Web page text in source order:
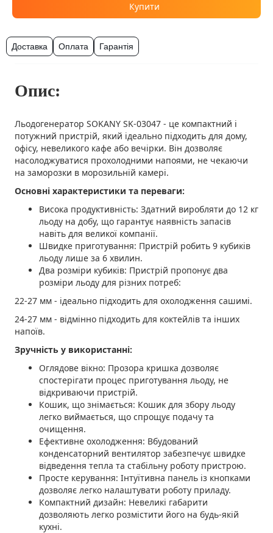
Купити
Доставка Оплата Гарантія
Опис:
Льодогенератор SOKANY SK-03047 - це компактний і
потужний пристрій, який ідеально підходить для дому,
офісу, невеликого кафе або вечірки. Він дозволяє
насолоджуватися прохолодними напоями, не чекаючи
на заморозки в морозильній камері.
Основні характеристики та переваги:
Висока продуктивність: Здатний виробляти до 12 кг
льоду на добу, що гарантує наявність запасів
навіть для великої компанії.
Швидке приготування: Пристрій робить 9 кубиків
льоду лише за 6 хвилин.
Два розміри кубиків: Пристрій пропонує два
розміри льоду для різних потреб:
22-27 мм - ідеально підходить для охолодження сашимі.
24-27 мм - відмінно підходить для коктейлів та інших
напоїв.
Зручність у використанні:
Оглядове вікно: Прозора кришка дозволяє
спостерігати процес приготування льоду, не
відкриваючи пристрій.
Кошик, що знімається: Кошик для збору льоду
легко виймається, що спрощує подачу та
очищення.
Ефективне охолодження: Вбудований
конденсаторний вентилятор забезпечує швидке
відведення тепла та стабільну роботу пристрою.
Просте керування: Інтуїтивна панель із кнопками
дозволяє легко налаштувати роботу приладу.
Компактний дизайн: Невеликі габарити
дозволяють легко розмістити його на будь-якій
кухні.